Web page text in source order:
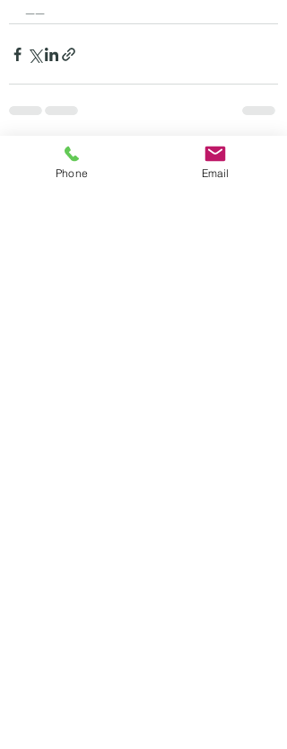
----
最新記事 すべて表示
Phone Email